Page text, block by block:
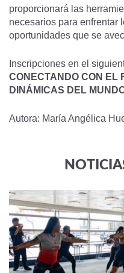
proporcionará las
necesarios para enfrentar
oportunidades que se
Inscripciones en el
CONECTANDO CON EL
DINÁMICAS DEL
Autora: María Angélica